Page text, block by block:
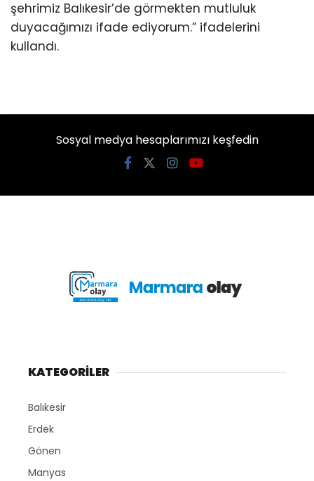
şehrimiz Balıkesir’de görmekten mutluluk
duyacağımızı ifade ediyorum.” ifadelerini
kullandı.
Sosyal medya hesaplarımızı keşfedin
KATEGORİLER
Balıkesir
Erdek
Gönen
Manyas